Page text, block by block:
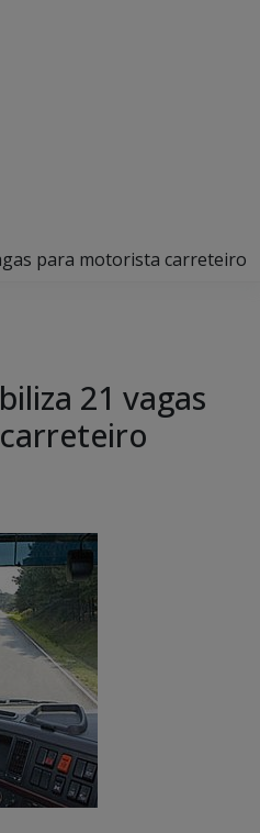
para motorista carreteiro
21 vagas